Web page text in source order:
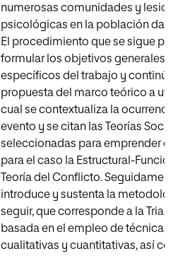
numerosas comunidades y
psicológicas en la población
El procedimiento que se sigue
formular los objetivos generales y
específicos del trabajo y
propuesta del marco teórico a
cual se contextualiza la
evento y se citan las Teorías
seleccionadas para emprender
para el caso la Estructural-
Teoría del Conflicto.
introduce y sustenta la
seguir, que corresponde a la
basada en el empleo de técnicas
cualitativas y cuantitativas, así